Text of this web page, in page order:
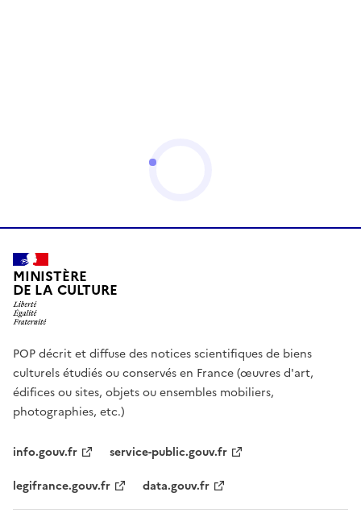
MINISTÈRE
DE LA CULTURE
POP décrit et diffuse des notices scientifiques de biens
culturels étudiés ou conservés en France (œuvres d'art,
édifices ou sites, objets ou ensembles mobiliers,
photographies, etc.)
info.gouv.fr
service-public.gouv.fr
legifrance.gouv.fr
data.gouv.fr